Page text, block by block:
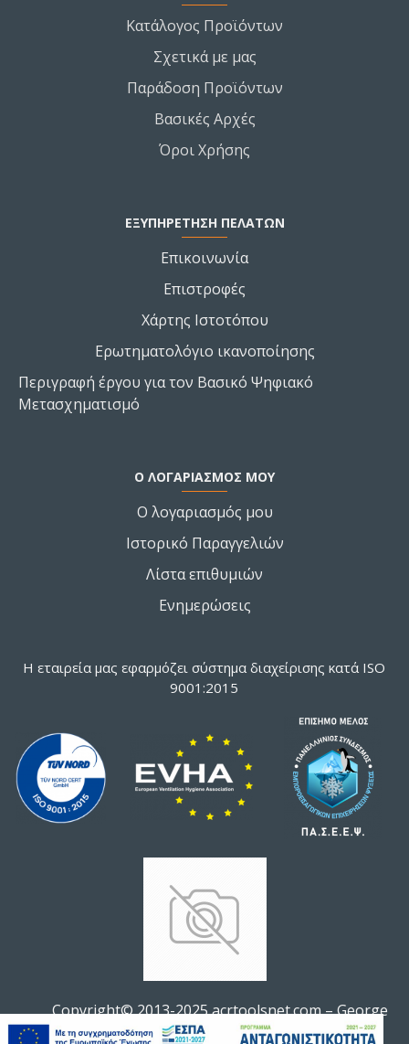
ΚΑΛΆΘΙ
Κατάλογος Προϊόντων
Σχετικά με μας
Παράδοση Προϊόντων
Βασικές Αρχές
Όροι Χρήσης
ΕΞΥΠΗΡΕΤΗΣΗ ΠΕΛΑΤΩΝ
Επικοινωνία
Επιστροφές
Χάρτης Ιστοτόπου
Ερωτηματολόγιο ικανοποίησης
Περιγραφή έργου για τον Βασικό Ψηφιακό
Μετασχηματισμό
Ο ΛΟΓΑΡΙΑΣΜΌΣ ΜΟΥ
Ο λογαριασμός μου
Ιστορικό Παραγγελιών
Λίστα επιθυμιών
Ενημερώσεις
Η εταιρεία μας εφαρμόζει σύστημα διαχείρισης κατά ISO
9001:2015
Copyright© 2013-2025 acrtoolsnet.com – George
Soldatos All rights reserved.